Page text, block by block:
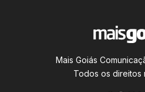
Mais Goiás
Todos os direitos